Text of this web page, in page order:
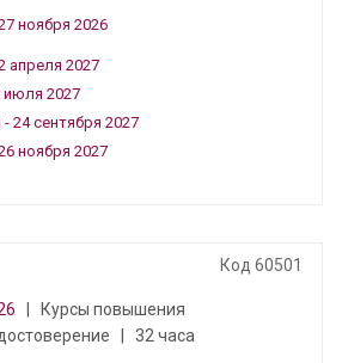
ноября 2026
апреля 2027
июля 2027
24 сентября 2027
ноября 2027
Код 60501
Курсы повышения
32 часа